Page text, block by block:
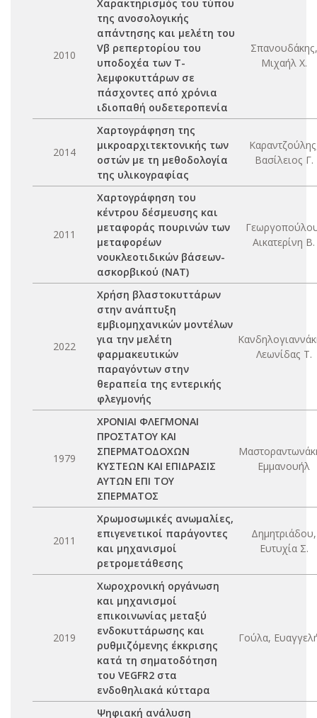
2010
Χαρακτηρισμός του τύπου
της ανοσολογικής
απάντησης και μελέτη του
Vβ ρεπερτορίου του
υποδοχέα των Τ-
λεμφοκυττάρων σε
πάσχοντες από χρόνια
ιδιοπαθή ουδετεροπενία
Σπανουδάκης,
Μιχαήλ Χ.
2014
Χαρτογράφηση της
μικροαρχιτεκτονικής των
οστών με τη μεθοδολογία
της υλικογραφίας
Βασίλειος Γ.
2011
Χαρτογράφηση του
κέντρου δέσμευσης και
μεταφοράς πουρινών των
μεταφορέων
νουκλεοτιδικών βάσεων-
ασκορβικού (ΝΑΤ)
Αικατερίνη Β.
2022
Χρήση βλαστοκυττάρων
στην ανάπτυξη
εμβιομηχανικών μοντέλων
για την μελέτη
φαρμακευτικών
παραγόντων στην
θεραπεία της εντερικής
φλεγμονής
Λεωνίδας Τ.
1979
ΧΡΟΝΙΑΙ ΦΛΕΓΜΟΝΑΙ
ΠΡΟΣΤΑΤΟΥ ΚΑΙ
ΣΠΕΡΜΑΤΟΔΟΧΩΝ
ΚΥΣΤΕΩΝ ΚΑΙ ΕΠΙΔΡΑΣΙΣ
ΑΥΤΩΝ ΕΠΙ ΤΟΥ
ΣΠΕΡΜΑΤΟΣ
Εμμανουήλ
2011
Χρωμοσωμικές ανωμαλίες,
επιγενετικοί παράγοντες
και μηχανισμοί
ρετρομετάθεσης
Δημητριάδου,
Ευτυχία Σ.
2019
Χωροχρονική οργάνωση
και μηχανισμοί
επικοινωνίας μεταξύ
ενδοκυττάρωσης και
ρυθμιζόμενης έκκρισης
κατά τη σηματοδότηση
του VEGFR2 στα
ενδοθηλιακά κύτταρα
Γούλα,
Ψηφιακή ανάλυση